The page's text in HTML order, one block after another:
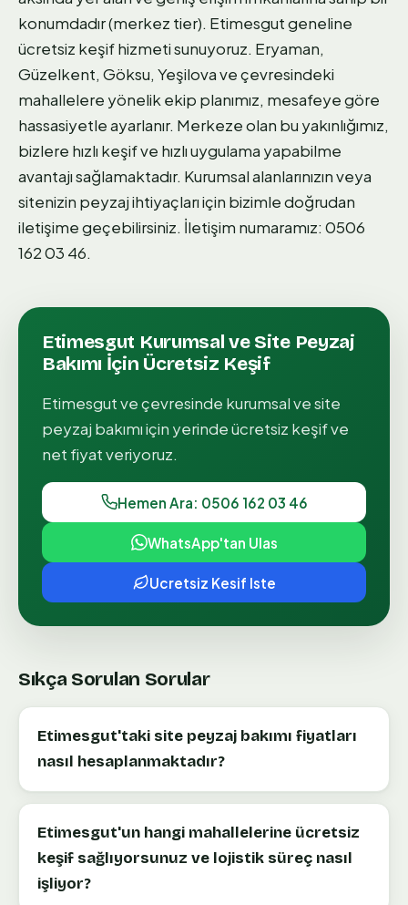
konumdadır (merkez tier). Etimesgut geneline
ücretsiz keşif hizmeti sunuyoruz. Eryaman,
Güzelkent, Göksu, Yeşilova ve çevresindeki
mahallelere yönelik ekip planımız, mesafeye göre
hassasiyetle ayarlanır. Merkeze olan bu yakınlığımız,
bizlere hızlı keşif ve hızlı uygulama yapabilme
avantajı sağlamaktadır. Kurumsal alanlarınızın veya
sitenizin peyzaj ihtiyaçları için bizimle doğrudan
iletişime geçebilirsiniz. İletişim numaramız: 0506
162 03 46.
Etimesgut Kurumsal ve Site Peyzaj
Bakımı İçin Ücretsiz Keşif
Etimesgutve çevresinde kurumsal ve site
peyzaj bakımıiçin yerinde ücretsiz keşif ve
net fiyat veriyoruz.
Hemen Ara: 0506 162 03 46
WhatsApp'tan Ulas
Ucretsiz Kesif Iste
Sıkça Sorulan Sorular
Etimesgut'taki site peyzaj bakımı fiyatları
nasıl hesaplanmaktadır?
Etimesgut'un hangi mahallelerine ücretsiz
keşif sağlıyorsunuz ve lojistik süreç nasıl
işliyor?